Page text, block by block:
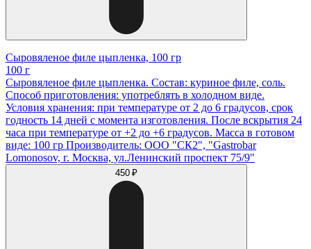
Сыровяленое филе цыпленка, 100 гр
100 г
Сыровяленое филе цыпленка. Состав: куриное филе, соль.
Способ приготовления: употреблять в холодном виде.
Условия хранения: при температуре от 2 до 6 градусов, срок
годность 14 дней с момента изготовления. После вскрытия 24
часа при температуре от +2 до +6 градусов. Масса в готовом
виде: 100 гр Производитель: ООО "СК2", "Gastrobar
Lomonosov, г. Москва, ул.Ленинский проспект 75/9"
450 ₽